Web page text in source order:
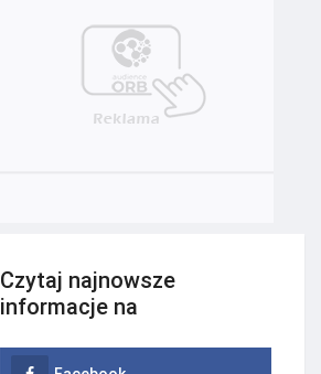
Czytaj najnowsze
informacje na